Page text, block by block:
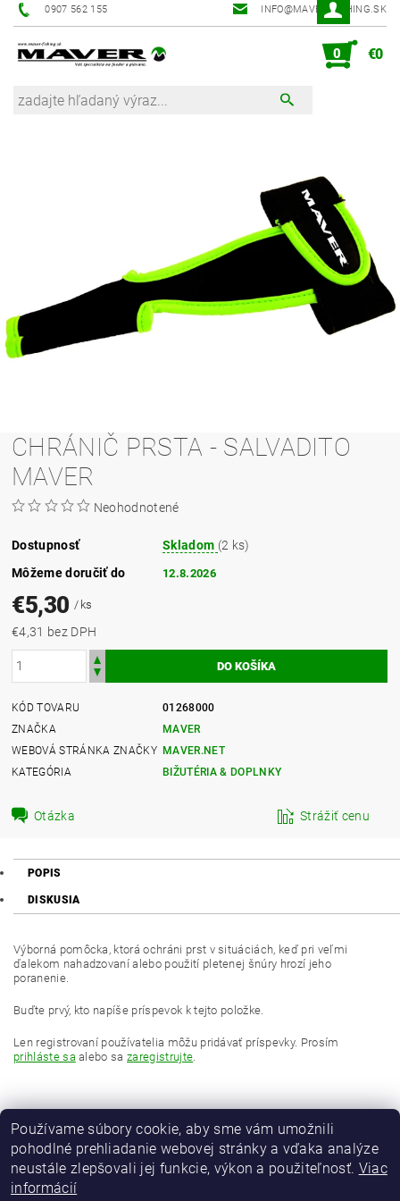
0907 562 155 INFO@MAVER-FISHING.SK
0 €0
CHRÁNIČ PRSTA - SALVADITO
MAVER
Neohodnotené
Dostupnosť Skladom (2 ks)
Môžeme doručiť do
12.8.2026
€5,30/ ks
€4,31 bez DPH
KÓD TOVARU
01268000
ZNAČKA
MAVER
WEBOVÁ STRÁNKA ZNAČKY MAVER.NET
KATEGÓRIA
BIŽUTÉRIA & DOPLNKY
Otázka Strážiť cenu
POPIS
DISKUSIA
Výborná pomôcka, ktorá ochráni prst v situáciách, keď pri veľmi
ďalekom nahadzovaní alebo použití pletenej šnúry hrozí jeho
poranenie.
Buďte prvý, kto napíše príspevok k tejto položke.
Len registrovaní používatelia môžu pridávať príspevky. Prosím
prihláste sa alebo sazaregistrujte.
Používame súbory cookie, aby sme vám umožnili
pohodlné prehliadanie webovej stránky a vďaka analýze
neustále zlepšovali jej funkcie, výkon a použiteľnosť. Viac
informácií